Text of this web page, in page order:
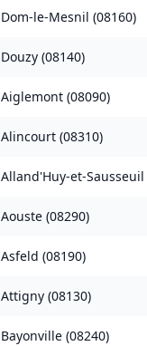
Dom-le-Mesnil (08160)
Douzy (08140)
Aiglemont (08090)
Alincourt (08310)
Alland'Huy-et-Sausseuil
Aouste (08290)
Asfeld (08190)
Attigny (08130)
Bayonville (08240)